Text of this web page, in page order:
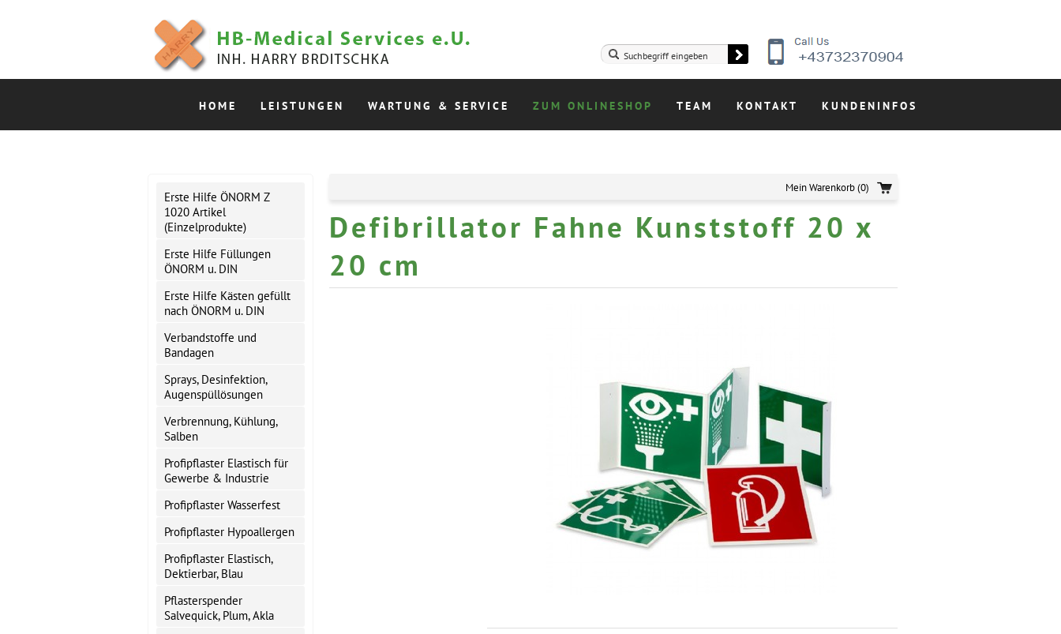
HOME LEISTUNGEN WARTUNG & SERVICE ZUM ONLINESHOP TEAM KONTAKT KUNDENINFOS
Erste Hilfe ÖNORM Z
1020 Artikel
(Einzelprodukte)
Erste Hilfe Füllungen
ÖNORM u. DIN
Erste Hilfe Kästen gefüllt
nach ÖNORM u. DIN
Verbandstoffe und
Bandagen
Sprays, Desinfektion,
Augenspüllösungen
Verbrennung, Kühlung,
Salben
Profipflaster Elastisch für
Gewerbe & Industrie
Profipflaster Wasserfest
Profipflaster Hypoallergen
Profipflaster Elastisch,
Dektierbar, Blau
Pflasterspender
Salvequick, Plum, Akla
Mein Warenkorb(0)
Defibrillator Fahne Kunststoff 20 x
20 cm